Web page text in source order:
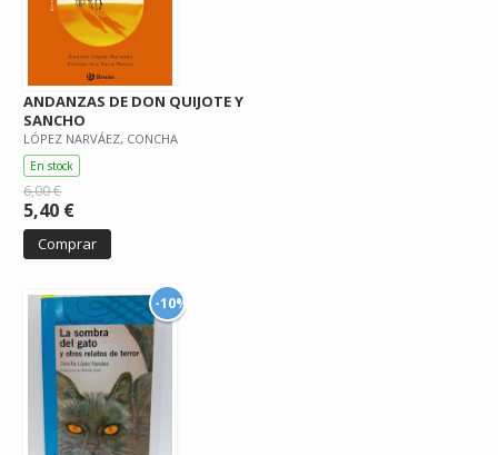
ANDANZAS DE DON QUIJOTE Y
SANCHO
LÓPEZ NARVÁEZ, CONCHA
En stock
6,00 €
5,40 €
Comprar
-10%